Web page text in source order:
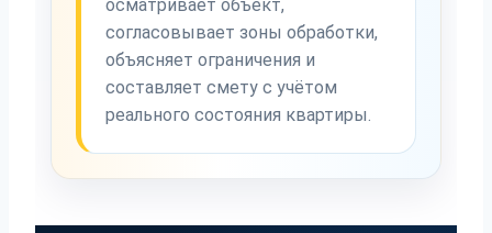
осматривает объект,
согласовывает зоны обработки,
объясняет ограничения и
составляет смету с учётом
реального состояния квартиры.